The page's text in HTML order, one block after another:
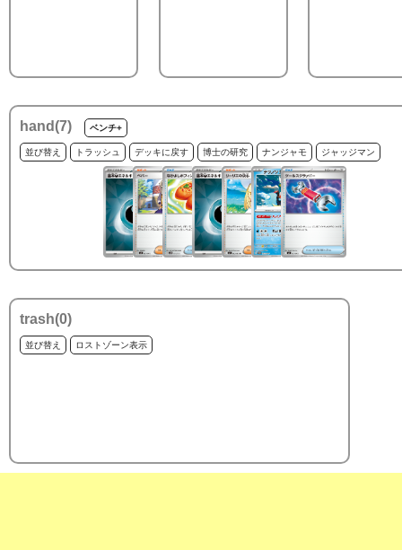
hand(7) ベンチ+
並び替え トラッシュ デッキに戻す 博士の研究 ナンジャモ ジャッジマン
trash(0)
並び替え ロストゾーン表示